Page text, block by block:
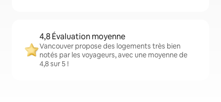
4,8 Évaluation moyenne
Vancouver propose des logements très bien
notés par les voyageurs, avec une moyenne de
4,8 sur 5 !